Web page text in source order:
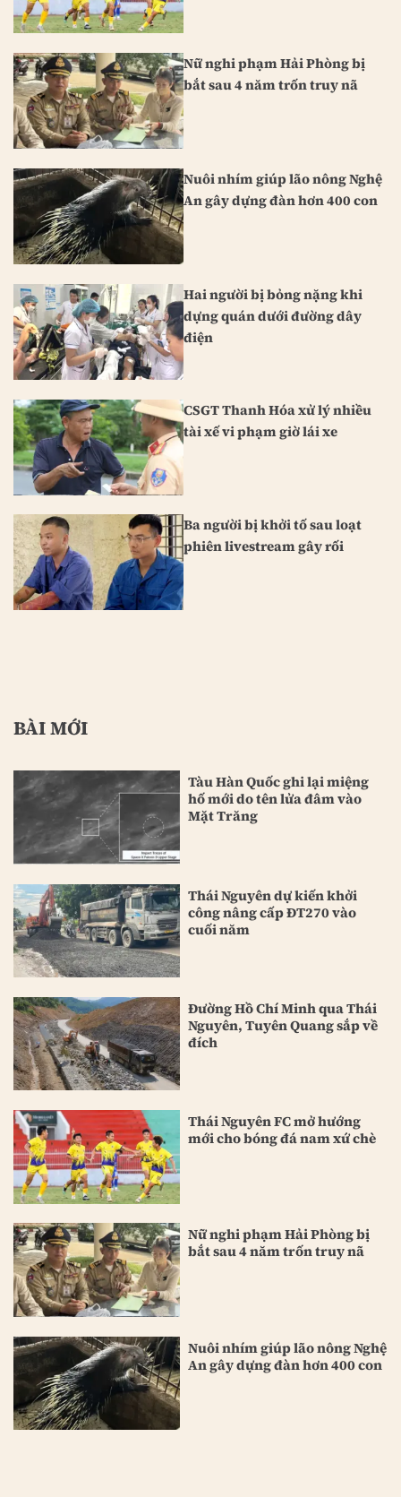
Nữ nghi phạm Hải Phòng bị
bắt sau 4 năm trốn truy nã
Nuôi nhím giúp lão nông Nghệ
An gây dựng đàn hơn 400 con
Hai người bị bỏng nặng khi
dựng quán dưới đường dây
điện
CSGT Thanh Hóa xử lý nhiều
tài xế vi phạm giờ lái xe
Ba người bị khởi tố sau loạt
phiên livestream gây rối
BÀI MỚI
Tàu Hàn Quốc ghi lại miệng
hố mới do tên lửa đâm vào
Mặt Trăng
Thái Nguyên dự kiến khởi
công nâng cấp ĐT270 vào
cuối năm
Đường Hồ Chí Minh qua Thái
Nguyên, Tuyên Quang sắp về
đích
Thái Nguyên FC mở hướng
mới cho bóng đá nam xứ chè
Nữ nghi phạm Hải Phòng bị
bắt sau 4 năm trốn truy nã
Nuôi nhím giúp lão nông Nghệ
An gây dựng đàn hơn 400 con